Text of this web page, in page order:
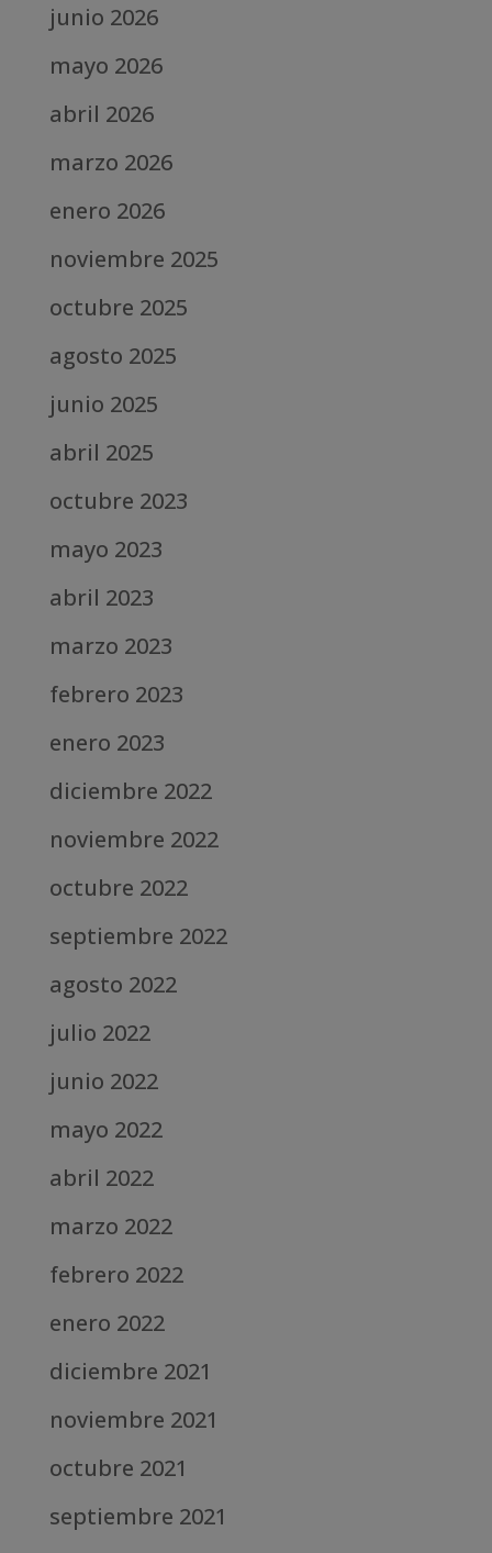
junio 2026
mayo 2026
abril 2026
marzo 2026
enero 2026
noviembre 2025
octubre 2025
agosto 2025
junio 2025
abril 2025
octubre 2023
mayo 2023
abril 2023
marzo 2023
febrero 2023
enero 2023
diciembre 2022
noviembre 2022
octubre 2022
septiembre 2022
agosto 2022
julio 2022
junio 2022
mayo 2022
abril 2022
marzo 2022
febrero 2022
enero 2022
diciembre 2021
noviembre 2021
octubre 2021
septiembre 2021